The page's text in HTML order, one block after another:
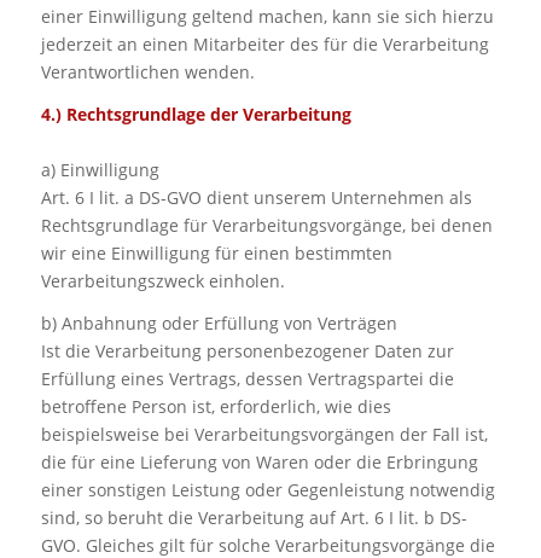
einer Einwilligung geltend machen, kann sie sich hierzu
jederzeit an einen Mitarbeiter des für die Verarbeitung
Verantwortlichen wenden.
4.) Rechtsgrundlage der Verarbeitung
a) Einwilligung
Art. 6 I lit. a DS-GVO dient unserem Unternehmen als
Rechtsgrundlage für Verarbeitungsvorgänge, bei denen
wir eine Einwilligung für einen bestimmten
Verarbeitungszweck einholen.
b) Anbahnung oder Erfüllung von Verträgen
Ist die Verarbeitung personenbezogener Daten zur
Erfüllung eines Vertrags, dessen Vertragspartei die
betroffene Person ist, erforderlich, wie dies
beispielsweise bei Verarbeitungsvorgängen der Fall ist,
die für eine Lieferung von Waren oder die Erbringung
einer sonstigen Leistung oder Gegenleistung notwendig
sind, so beruht die Verarbeitung auf Art. 6 I lit. b DS-
GVO. Gleiches gilt für solche Verarbeitungsvorgänge die